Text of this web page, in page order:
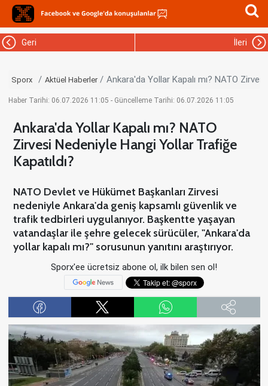
Geri İleri
Sporx Aktüel Haberler Ankara'da Yollar Kapalı mı? NATO
Haber Tarihi: 06.07.2026 11:05 - Güncelleme Tarihi: 06.07.2026 11:05
Ankara'da Yollar Kapalı mı? NATO
Zirvesi Nedeniyle Hangi Yollar Trafiğe
Kapatıldı?
NATO Devlet ve Hükümet Başkanları Zirvesi
nedeniyle Ankara'da geniş kapsamlı güvenlik ve
trafik tedbirleri uygulanıyor. Başkentte yaşayan
vatandaşlar ile şehre gelecek sürücüler, "Ankara'da
yollar kapalı mı?" sorusunun yanıtını araştırıyor.
Sporx'ee ücretsiz abone ol, ilk bilen sen ol!